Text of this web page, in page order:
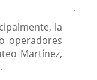
la
operadores
Martínez,